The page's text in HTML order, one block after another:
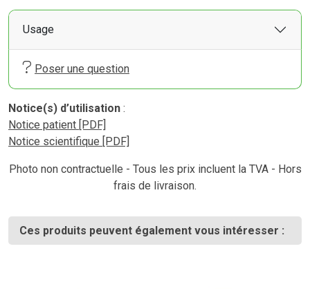
Usage
Poser une question
Notice(s) d’utilisation :
Notice patient [PDF]
Notice scientifique [PDF]
Photo non contractuelle - Tous les prix incluent la TVA - Hors
frais de livraison.
Ces produits peuvent également vous intéresser :